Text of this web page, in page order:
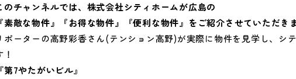
のチャンネルでは、株式会社シティホームが広島の
『素敵な物件』『お得な物件』『便利な物件』をご紹介させていただき
ポーターの高野彩香さん(テンション高野)が実際に物件を見学し、シ
！
『第7やたがいビル』